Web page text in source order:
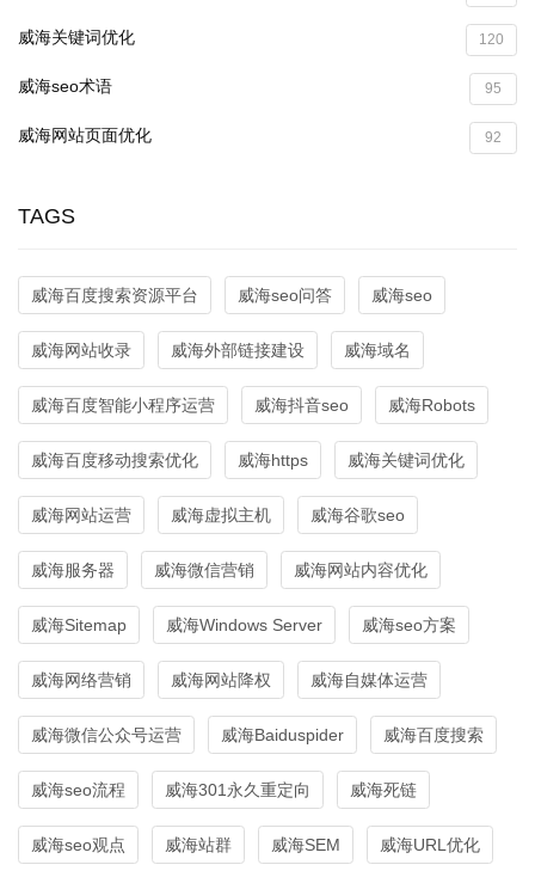
威海关键词优化 120
威海seo术语 95
威海网站页面优化 92
TAGS
威海百度搜索资源平台 威海seo问答 威海seo
威海网站收录 威海外部链接建设 威海域名
威海百度智能小程序运营 威海抖音seo 威海Robots
威海百度移动搜索优化 威海https 威海关键词优化
威海网站运营 威海虚拟主机 威海谷歌seo
威海服务器 威海微信营销 威海网站内容优化
威海Sitemap 威海Windows Server 威海seo方案
威海网络营销 威海网站降权 威海自媒体运营
威海微信公众号运营 威海Baiduspider 威海百度搜索
威海seo流程 威海301永久重定向 威海死链
威海seo观点 威海站群 威海SEM 威海URL优化